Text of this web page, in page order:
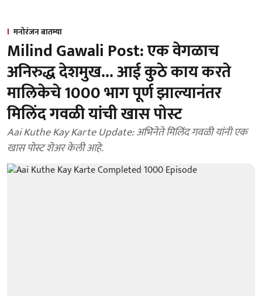
मनोरंजन बातम्या
Milind Gawali Post: एक वेगळाच
अनिरुद्ध देशमुख... आई कुठे काय करते
मालिकेचे 1000 भाग पूर्ण झाल्यानंतर
मिलिंद गवळी यांची खास पोस्ट
Aai Kuthe Kay Karte Update: अभिनेते मिलिंद गवळी यांनी एक
खास पोस्ट शेअर केली आहे.